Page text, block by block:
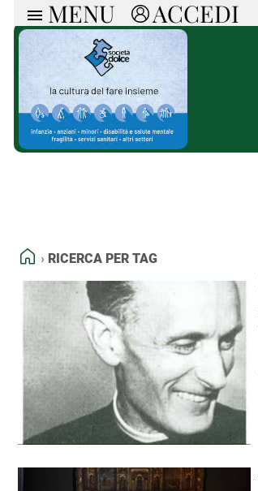
MENU ACCEDI
ARTICOLI
Politica
Economia
Società
La Nera
Che Cultura
Tutti gli Articoli
Ricerca
HOME
RICERCA PER TAG